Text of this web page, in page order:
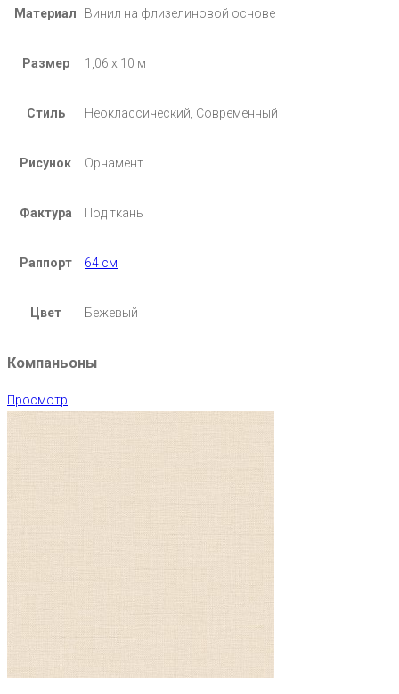
Материал Винил на флизелиновой основе
Размер 1,06 х 10 м
Стиль Неоклассический, Современный
Рисунок Орнамент
Фактура Под ткань
Раппорт 64 см
Цвет Бежевый
Компаньоны
Просмотр